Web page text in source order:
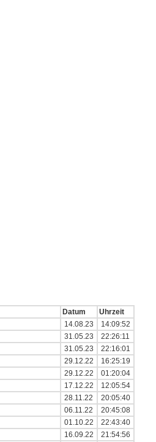
Datum
Uhrzeit
14.08.23
14:09:52
31.05.23
22:26:11
31.05.23
22:16:01
29.12.22
16:25:19
29.12.22
01:20:04
17.12.22
12:05:54
28.11.22
20:05:40
06.11.22
20:45:08
01.10.22
22:43:40
16.09.22
21:54:56